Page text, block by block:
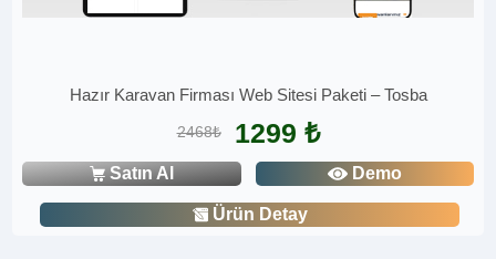
Hazır Karavan Firması Web Sitesi Paketi – Tosba
2468₺ 1299 ₺
Satın Al Demo
Ürün Detay